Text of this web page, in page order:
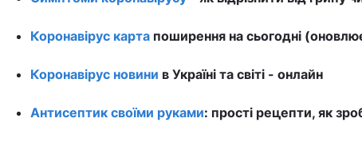
Коронавірус карта поширення на сьогодні
Коронавірус новини в Україні та світі - онлайн
Антисептик своїми руками: прості рецепти, як